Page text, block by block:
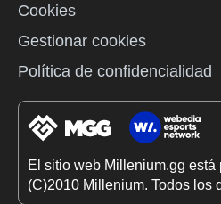
Cookies
Gestionar cookies
Política de confidencialidad
El sitio web Millenium.gg
(C)2010 Millenium. Todos los